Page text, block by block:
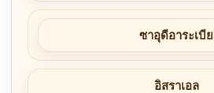
ซาอุดีอาระเบีย
อิสราเอล